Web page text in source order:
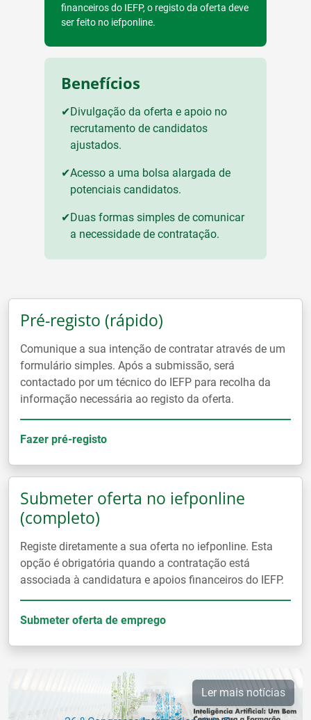
financeiros do IEFP, o registo da oferta deve
ser feito no iefponline.
Benefícios
✔Divulgação da oferta e apoio no
recrutamento de candidatos
ajustados.
✔Acesso a uma bolsa alargada de
potenciais candidatos.
✔Duas formas simples de comunicar
a necessidade de contratação.
Pré-registo (rápido)
Comunique a sua intenção de contratar através de um
formulário simples. Após a submissão, será
contactado por um técnico do IEFP para recolha da
informação necessária ao registo da oferta.
Fazer pré-registo
Submeter oferta no iefponline
(completo)
Registe diretamente a sua oferta no iefponline. Esta
opção é obrigatória quando a contratação está
associada à candidatura e apoios financeiros do IEFP.
Submeter oferta de emprego
Ler mais notícias